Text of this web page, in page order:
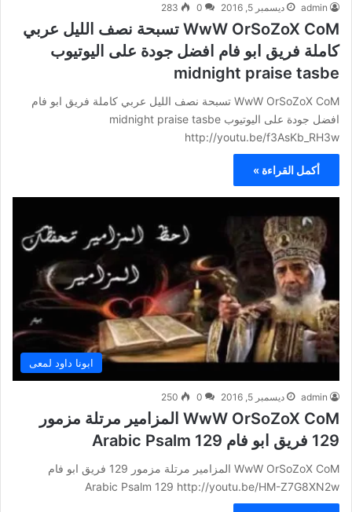
admin ديسمبر 5, 2016 0
283
WwW OrSoZoX CoM تسبحة نصف الليل عربي
كاملة فريق ابو فام افضل جودة على اليوتيوب
midnight praise tasbe
WwW OrSoZoX CoM تسبحة نصف الليل عربي كاملة فريق ابو فام
افضل جودة على اليوتيوب midnight praise tasbe
http://youtu.be/f3AsKb_RH3w
أكمل القراءة »
ابونا داود لمعى
admin ديسمبر 5, 2016 0
250
WwW OrSoZoX CoM المزامير مرتلة مزمور
129 فريق ابو فام Arabic Psalm 129
WwW OrSoZoX CoM المزامير مرتلة مزمور 129 فريق ابو فام
Arabic Psalm 129 http://youtu.be/HM-Z7G8XN2w